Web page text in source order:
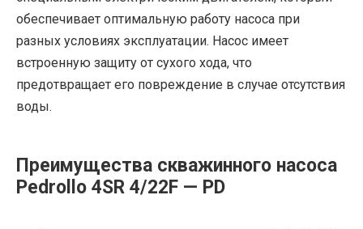
обеспечивает оптимальную работу насоса при
разных условиях эксплуатации. Насос имеет
встроенную защиту от сухого хода, что
предотвращает его повреждение в случае отсутствия
воды.
Преимущества скважинного насоса
Pedrollo 4SR 4/22F — PD